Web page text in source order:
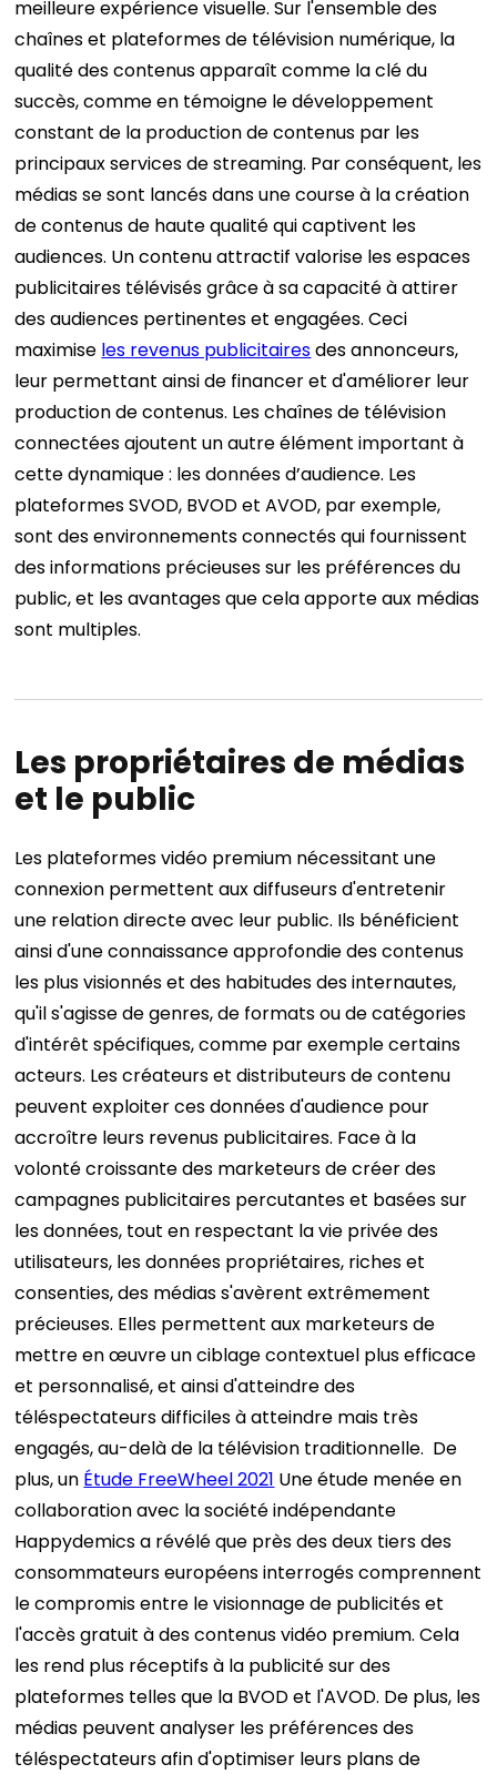
meilleure expérience visuelle. Sur l'ensemble des
chaînes et plateformes de télévision numérique, la
qualité des contenus apparaît comme la clé du
succès, comme en témoigne le développement
constant de la production de contenus par les
principaux services de streaming. Par conséquent, les
médias se sont lancés dans une course à la création
de contenus de haute qualité qui captivent les
audiences. Un contenu attractif valorise les espaces
publicitaires télévisés grâce à sa capacité à attirer
des audiences pertinentes et engagées. Ceci
maximise les revenus publicitairesdes annonceurs,
leur permettant ainsi de financer et d'améliorer leur
production de contenus. Les chaînes de télévision
connectées ajoutent un autre élément important à
cette dynamique : les données d’audience. Les
plateformes SVOD, BVOD et AVOD, par exemple,
sont des environnements connectés qui fournissent
des informations précieuses sur les préférences du
public, et les avantages que cela apporte aux médias
sont multiples.
Les propriétaires de médias
et le public
Les plateformes vidéo premium nécessitant une
connexion permettent aux diffuseurs d'entretenir
une relation directe avec leur public. Ils bénéficient
ainsi d'une connaissance approfondie des contenus
les plus visionnés et des habitudes des internautes,
qu'il s'agisse de genres, de formats ou de catégories
d'intérêt spécifiques, comme par exemple certains
acteurs. Les créateurs et distributeurs de contenu
peuvent exploiter ces données d'audience pour
accroître leurs revenus publicitaires. Face à la
volonté croissante des marketeurs de créer des
campagnes publicitaires percutantes et basées sur
les données, tout en respectant la vie privée des
utilisateurs, les données propriétaires, riches et
consenties, des médias s'avèrent extrêmement
précieuses. Elles permettent aux marketeurs de
mettre en œuvre un ciblage contextuel plus efficace
et personnalisé, et ainsi d'atteindre des
téléspectateurs difficiles à atteindre mais très
engagés, au-delà de la télévision traditionnelle. De
plus, un Étude FreeWheel 2021 Une étude menée en
collaboration avec la société indépendante
Happydemics a révélé que près des deux tiers des
consommateurs européens interrogés comprennent
le compromis entre le visionnage de publicités et
l'accès gratuit à des contenus vidéo premium. Cela
les rend plus réceptifs à la publicité sur des
plateformes telles que la BVOD et l'AVOD. De plus, les
médias peuvent analyser les préférences des
téléspectateurs afin d'optimiser leurs plans de